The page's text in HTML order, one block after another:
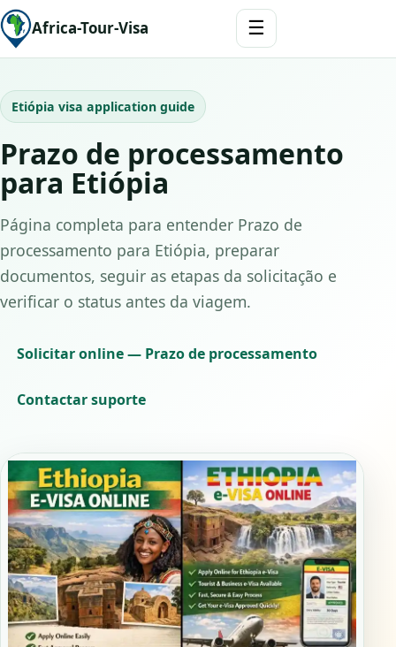
Africa-Tour-Visa ☰
Etiópia visa application guide
Prazo de processamento
para Etiópia
Página completa para entender Prazo de
processamento para Etiópia, preparar
documentos, seguir as etapas da solicitação e
verificar o status antes da viagem.
Solicitar online — Prazo de processamento
Contactar suporte